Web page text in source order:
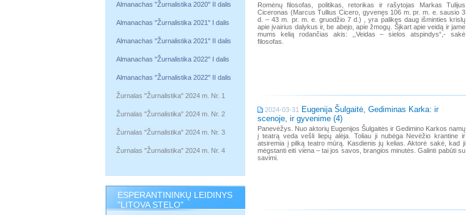
Almanachas "Žurnalistika 2020" II dalis
Almanachas "Žurnalistika 2021" I dalis
Almanachas "Žurnalistika 2021" II dalis
Almanachas "Žurnalistika 2022" I dalis
Almanachas "Žurnalistika 2022" II dalis
Žurnalas "Žurnalistika" 2024 m. Nr. 1
Žurnalas "Žurnalistika" 2024 m. Nr. 2
Žurnalas "Žurnalistika" 2024 m. Nr. 3
Žurnalas "Žurnalistika" 2024 m. Nr. 4
ESPERANTININKŲ LEIDINYS
"LITOVA STELO"
Romėnų filosofas, politikas, retorikas ir rašytojas Markas Tulijus
Ciceronas (Marcus Tullius Cicero, gyvenęs 106 m. pr. m. e. sausio 3
d. – 43 m. pr. m. e. gruodžio 7 d.) , yra palikęs daug išminties krislų
apie įvairius dalykus ir, be abejo, apie žmogų. Šįkart apie veidą ir jame
mums kelią rodančias akis: ,,Veidas – sielos atspindys“,- sakė
filosofas.
2024-03-31
Eugenija Šulgaitė, Gediminas Karka: ir
scenoje, ir gyvenime (4)
Panevėžys. Nuo aktorių Eugenijos Šulgaitės ir Gedimino Karkos namų
į teatrą veda vešli liepų alėja. Toliau ji nubėga Nevėžio krantine ir
atsiremia į pilką teatro mūrą. Kasdienis jų kelias. Aktorė sakė, kad ji
mėgstanti eiti viena – tai jos savos, brangios minutės. Galinti pabūti su
savimi.